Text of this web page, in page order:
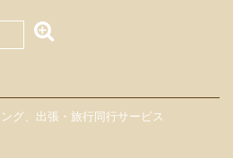
グ、出張・旅行同行サービス